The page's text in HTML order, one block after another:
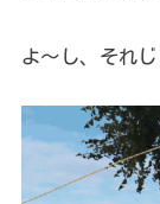
よ～し、それ